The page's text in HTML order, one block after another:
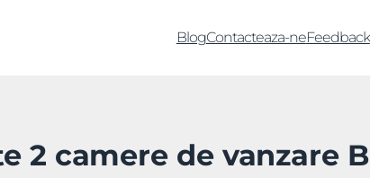
BlogContacteaza-neFeedback
2 camere de vanzare